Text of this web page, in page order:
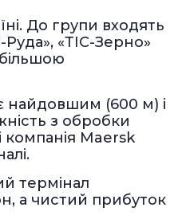
До групи входять
Руда», «ТІС-Зерно»
найдовшим (600 м) і
з обробки
компанія Maersk
термінал
а чистий прибуток